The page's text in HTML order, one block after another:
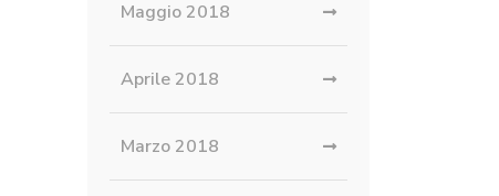
Maggio 2018
Aprile 2018
Marzo 2018